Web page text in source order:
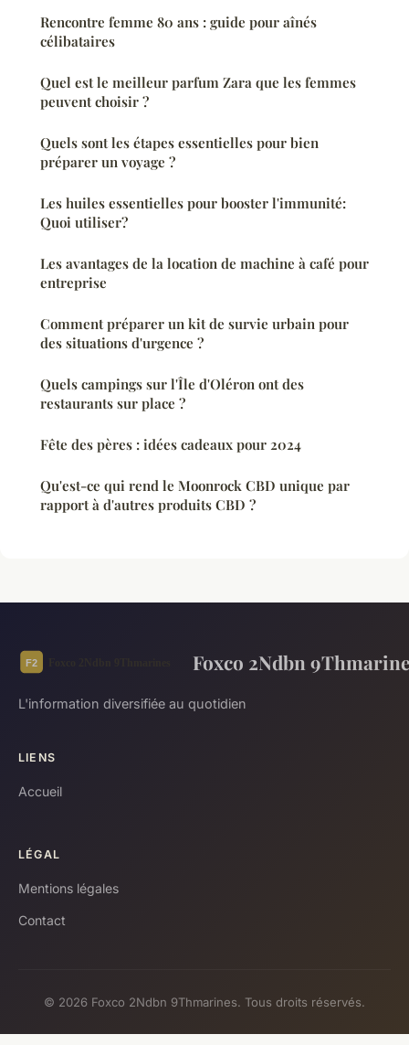
Rencontre femme 80 ans : guide pour aînés
célibataires
Quel est le meilleur parfum Zara que les femmes
peuvent choisir ?
Quels sont les étapes essentielles pour bien
préparer un voyage ?
Les huiles essentielles pour booster l'immunité:
Quoi utiliser?
Les avantages de la location de machine à café pour
entreprise
Comment préparer un kit de survie urbain pour
des situations d'urgence ?
Quels campings sur l'Île d'Oléron ont des
restaurants sur place ?
Fête des pères : idées cadeaux pour 2024
Qu'est-ce qui rend le Moonrock CBD unique par
rapport à d'autres produits CBD ?
Foxco 2Ndbn
L'information diversifiée au quotidien
LIENS
Accueil
LÉGAL
Mentions légales
Contact
© 2026 Foxco 2Ndbn 9Thmarines. Tous droits réservés.